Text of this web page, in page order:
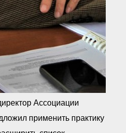
Ассоциации
применить практику